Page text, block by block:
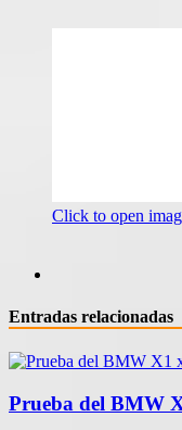
Click to open
Entradas relacionadas
Prueba del BMW